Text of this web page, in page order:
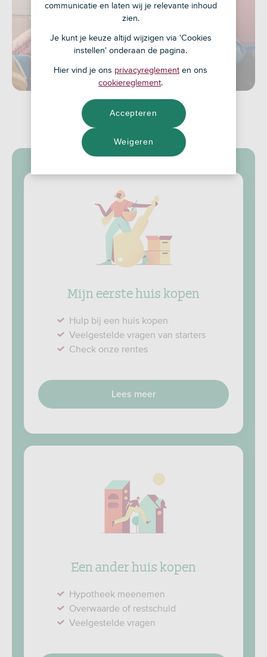
Wat is je woonvraag?
Mijn eerste huis kopen
Hulp bij een huis kopen
Veelgestelde vragen van starters
Check onze rentes
Lees meer
Een ander huis kopen
Hypotheek meenemen
Overwaarde of restschuld
Veelgestelde vragen
communicatie en laten wij je relevante inhoud
zien.
Je kunt je keuze altijd wijzigen via 'Cookies
instellen' onderaan de pagina.
Hier vind je ons privacyreglement en ons
cookiereglement.
Weigeren
Accepteren